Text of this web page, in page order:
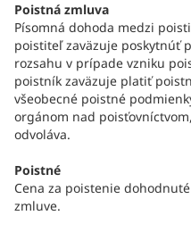
Poistná zmluva
Písomná dohoda medzi
poistiteľ zaväzuje poskytnúť
rozsahu v prípade vzniku
poistník zaväzuje platiť
všeobecné poistné
orgánom nad
odvoláva.
Poistné
Cena za poistenie
zmluve.